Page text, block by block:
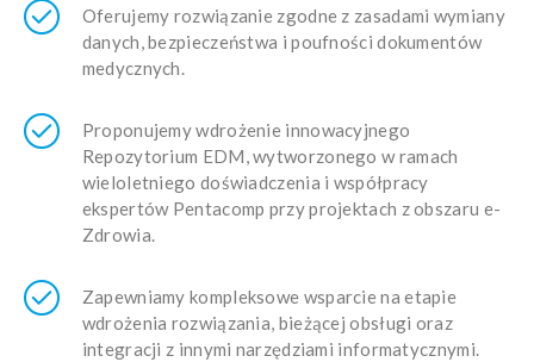
Oferujemy rozwiązanie zgodne z zasadami wymiany
danych, bezpieczeństwa i poufności dokumentów
medycznych.
Proponujemy wdrożenie innowacyjnego
Repozytorium EDM, wytworzonego w ramach
wieloletniego doświadczenia i współpracy
ekspertów Pentacomp przy projektach z obszaru e-
Zdrowia.
Zapewniamy kompleksowe wsparcie na etapie
wdrożenia rozwiązania, bieżącej obsługi oraz
integracji z innymi narzędziami informatycznymi.